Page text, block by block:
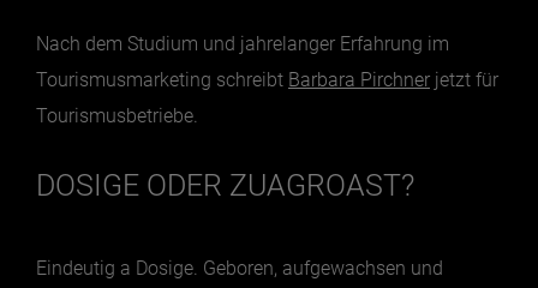
Outdoor & Sport
Gesundheit
Nachhaltigkeit
Kunst & Kultur
Nach dem Studium und jahrelanger Erfahrung im
Tourismusmarketing schreibt Barbara Pirchner jetzt für
Tourismusbetriebe.
DOSIGE ODER ZUAGROAST?
Eindeutig a Dosige. Geboren, aufgewachsen und